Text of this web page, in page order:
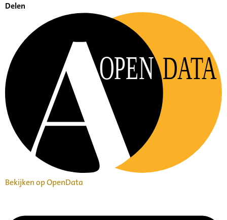
Delen
OPEN DATA
Bekijken op OpenData